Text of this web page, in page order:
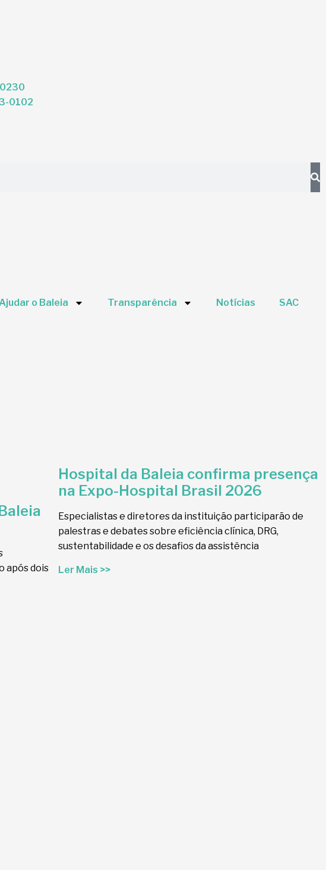
0102
o Baleia Transparência Notícias SAC
após dois
Hospital da Baleia confirma presença
na Expo-Hospital Brasil 2026
Especialistas e diretores da instituição participarão de
palestras e debates sobre eficiência clínica, DRG,
sustentabilidade e os desafios da assistência
Ler Mais >>